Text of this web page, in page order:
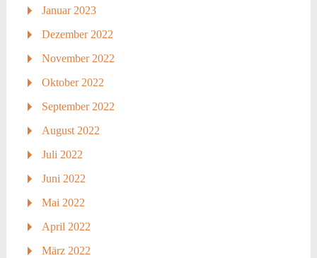
Januar 2023
Dezember 2022
November 2022
Oktober 2022
September 2022
August 2022
Juli 2022
Juni 2022
Mai 2022
April 2022
März 2022